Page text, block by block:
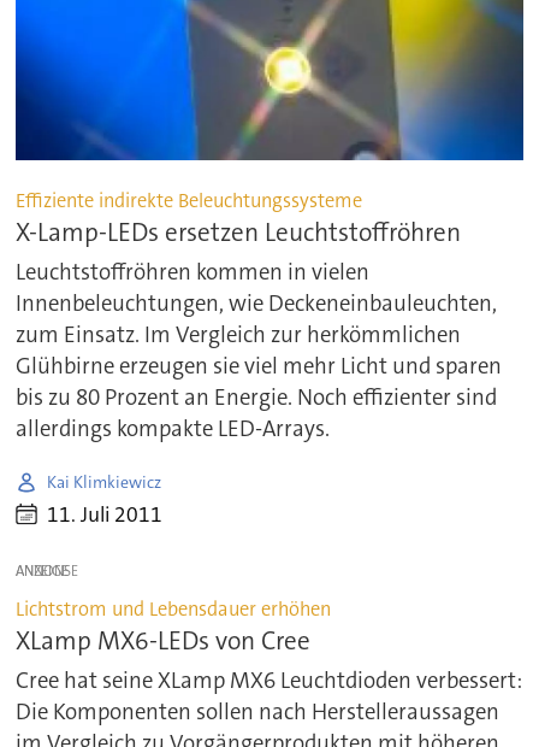
Effiziente indirekte Beleuchtungssysteme
X-Lamp-LEDs ersetzen Leuchtstoffröhren
Leuchtstoffröhren kommen in vielen
Innenbeleuchtungen, wie Deckeneinbauleuchten,
zum Einsatz. Im Vergleich zur herkömmlichen
Glühbirne erzeugen sie viel mehr Licht und sparen
bis zu 80 Prozent an Energie. Noch effizienter sind
allerdings kompakte LED-Arrays.
Kai Klimkiewicz
11. Juli 2011
ANZEIGE
Lichtstrom und Lebensdauer erhöhen
XLamp MX6-LEDs von Cree
Cree hat seine XLamp MX6 Leuchtdioden verbessert:
Die Komponenten sollen nach Herstelleraussagen